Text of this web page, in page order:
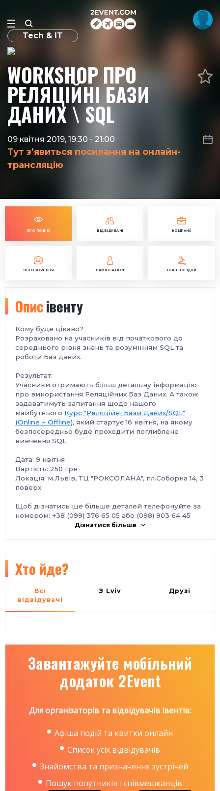
Tech & IT
WORKSHOP ПРО
РЕЛЯЦІЙНІ БАЗИ
ДАНИХ \ SQL
09 квітня 2019, 19:30 - 21:00
Тут з’явиться посилання на онлайн-
трансляцію
ПРО ПОДІЮ ВІДВІДУВАЧІ КОМПАНІЇ
ОБГОВОРЕННЯ GAMIFICATION ПЛАН ПОЇЗДКИ
Описівенту
Кому буде цікаво?
Розраховано на учасників від початкового до
середнього рівня знань та розумінням SQL та
роботи Баз даних.
Результат:
Учасники отримають більш детальну інформацію
про використання Реляційних Баз Даних. А також
задаватимуть запитання щодо нашого
майбутнього Курс "Реляційні Бази Даних/SQL"
(Online + Offline), який стартує 16 квітня, на якому
безпосередньо буде проходити поглиблене
вивчення SQL.
Дата: 9 квітня
Вартість: 250 грн
Локація: м.Львів, ТЦ "РОКСОЛАНА", пл.Соборна 14, 3
поверх
Щоб дізнатись ще більше деталей телефонуйте за
номером: +38 (099) 376 65 05 або (098) 903 64 45
Інформаційний Портал Cпільноти:
Дізнатися більше
Хто йде?
Всі
відвідувачі
З Lviv Друзі
Завантажуйте мобільний
додаток 2Event
Для організаторів та відвідувачів івентів:
Афіша подій та квитки онлайн
Список усіх відвідувачів
Знайомства та призначення зустрічей
Пошук попутників і співмешканців